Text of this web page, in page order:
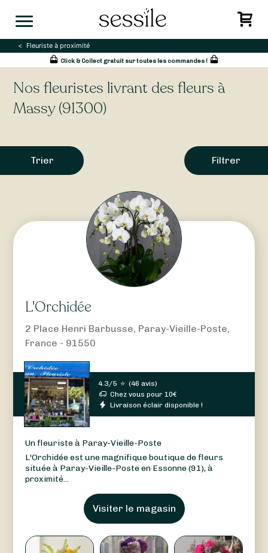
Fleuriste à proximité
Click & Collect gratuit sur toutes les commandes !
Nos fleuristes livrant des fleurs à
Massy (91300)
Trier Filtrer
L'Orchidée
2 Place Henri Barbusse, Paray-Vieille-Poste,
France - 91550
4.3/5 ⭐ (46 avis)
Chez vous pour10€
Livraison éclair disponible !
Un fleuriste à Paray-Vieille-Poste
L'Orchidée est une magnifique boutique de fleurs
située à Paray-Vieille-Poste en Essonne (91), à
proximité...
Visiter le magasin